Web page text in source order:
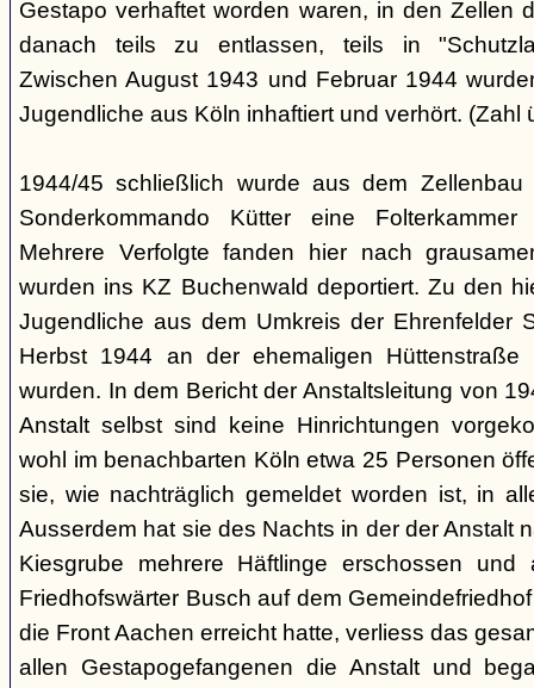
Gestapo verhaftet worden waren, in den Zellen
danach teils zu entlassen, teils in
Zwischen August 1943 und Februar 1944
Jugendliche aus Köln inhaftiert und verhört. (Zahl
1944/45 schließlich wurde aus dem
Sonderkommando Kütter eine
Mehrere Verfolgte fanden hier nach
wurden ins KZ Buchenwald deportiert. Zu den
Jugendliche aus dem Umkreis der Ehrenfelder
Herbst 1944 an der ehemaligen Hüttenstraße
wurden. In dem Bericht der Anstaltsleitung von
Anstalt selbst sind keine Hinrichtungen
wohl im benachbarten Köln etwa 25 Personen
sie, wie nachträglich gemeldet worden ist, in
Ausserdem hat sie des Nachts in der der Anstalt
Kiesgrube mehrere Häftlinge erschossen und
Friedhofswärter Busch auf dem
die Front Aachen erreicht hatte, verliess das
allen Gestapogefangenen die Anstalt und